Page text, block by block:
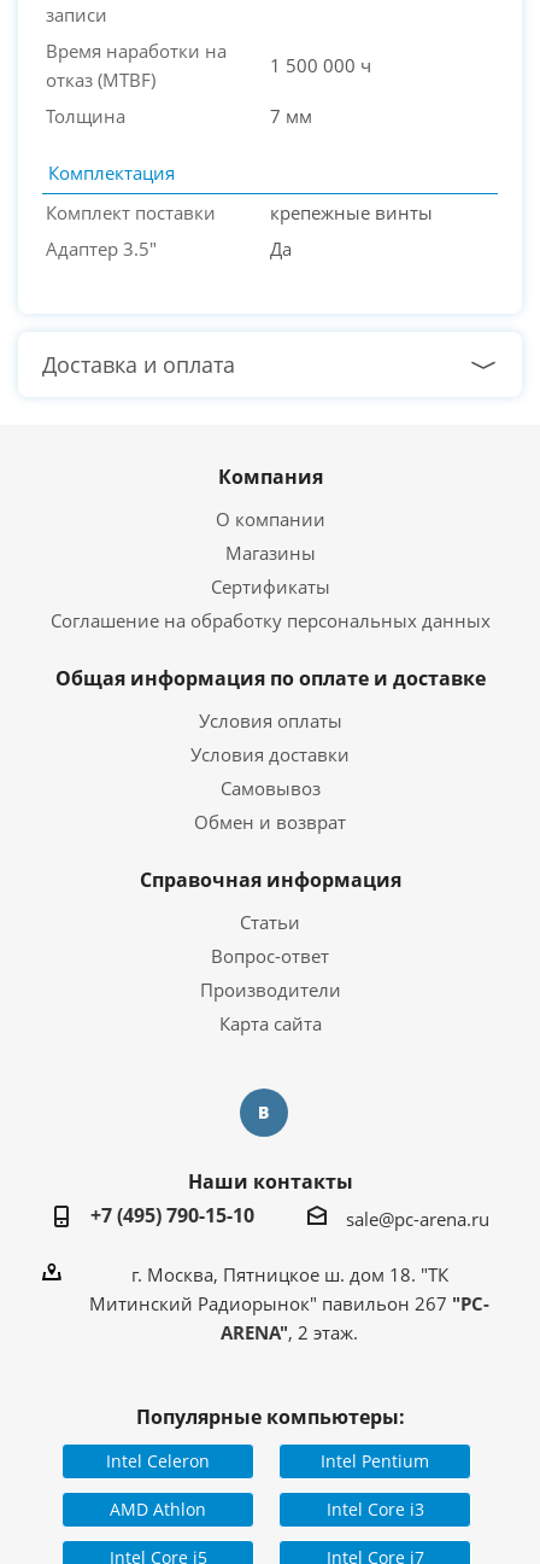
записи
Время наработки на
отказ (МТBF)
1 500 000 ч
Толщина 7 мм
Комплектация
Комплект поставки
крепежные винты
Адаптер 3.5"
Да
Доставка и оплата
Компания
О компании
Магазины
Сертификаты
Соглашение на обработку персональных данных
Общая информация по оплате и доставке
Условия оплаты
Условия доставки
Самовывоз
Обмен и возврат
Справочная информация
Статьи
Вопрос-ответ
Производители
Карта сайта
Наши контакты
+7 (495) 790-15-10
sale@pc-arena.ru
г. Москва, Пятницкое ш. дом 18. "ТК
Митинский Радиорынок" павильон 267 "PC-
ARENA", 2 этаж.
Популярные компьютеры:
Intel Celeron Intel Pentium
AMD Athlon Intel Core i3
Intel Core i5 Intel Core i7